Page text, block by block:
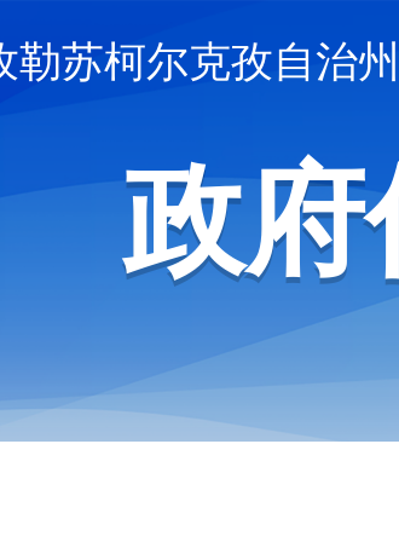
勒苏柯尔克孜自治
政府